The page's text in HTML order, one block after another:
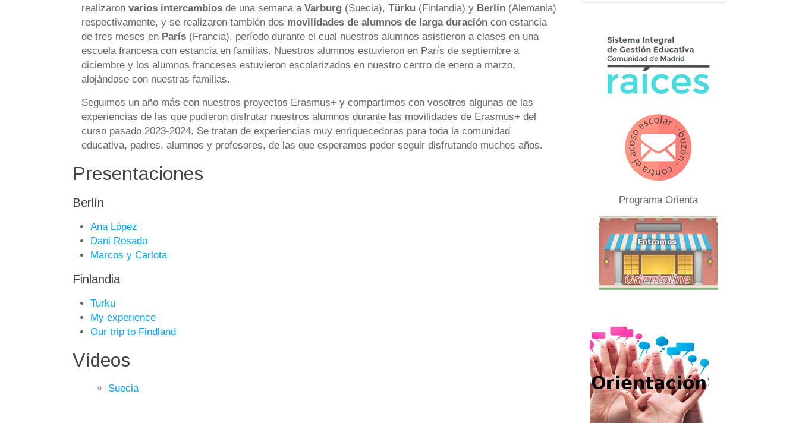
realizaron varios intercambios de una semana a Varburg (Suecia), Türku (Finlandia) y Berlín (Alemania)
respectivamente, y se realizaron también dos movilidades de alumnos de larga duración con estancia
de tres meses en París (Francia), período durante el cual nuestros alumnos asistieron a clases en una
escuela francesa con estancia en familias. Nuestros alumnos estuvieron en París de septiembre a
diciembre y los alumnos franceses estuvieron escolarizados en nuestro centro de enero a marzo,
alojándose con nuestras familias.
Seguimos un año más con nuestros proyectos Erasmus+ y compartimos con vosotros algunas de las
experiencias de las que pudieron disfrutar nuestros alumnos durante las movilidades de Erasmus+ del
curso pasado 2023-2024. Se tratan de experiencias muy enriquecedoras para toda la comunidad
educativa, padres, alumnos y profesores, de las que esperamos poder seguir disfrutando muchos años.
Presentaciones
Berlín
Ana López
Dani Rosado
Marcos y Carlota
Finlandia
Turku
My experience
Our trip to Findland
Vídeos
Suecia
Programa Orienta